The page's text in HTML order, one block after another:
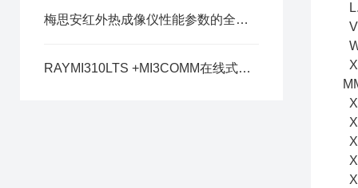
梅思安红外热成像仪性能参数的全面解析
RAYMI310LTS +MI3COMM在线式红外测温仪